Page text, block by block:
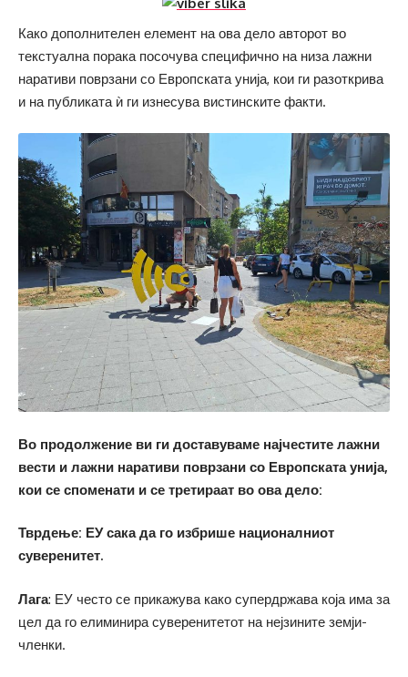
Како дополнителен елемент на ова дело авторот во
текстуална порака посочува специфично на низа лажни
наративи поврзани со Европската унија, кои ги разоткрива
и на публиката ѝ ги изнесува вистинските факти.
Во продолжение ви ги доставуваме најчестите лажни
вести и лажни наративи поврзани со Европската унија,
кои се споменати и се третираат во ова дело:
Тврдење: ЕУ сака да го избрише националниот
суверенитет.
Лага: ЕУ често се прикажува како супердржава која има за
цел да го елиминира суверенитетот на нејзините земји-
членки.